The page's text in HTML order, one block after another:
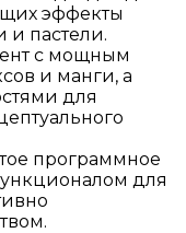
эффекты
и пастели.
с мощным
и манги, а
для
программное
для